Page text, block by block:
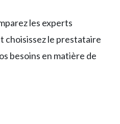
les experts
choisissez le prestataire
besoins en matière de